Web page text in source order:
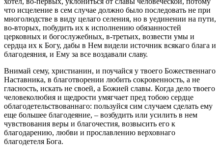
что исцеление в сем случае должно было последовать не при
многолюдстве в виду целаго селения, но в уединении на пути,
во-вторых, побудить их к исполнению обязанностей
церковных и богослужебных, в-третьих, возвести умы и
сердца их к Богу, дабы в Нем видели источник всякаго блага и
благодеяния, и Ему за все воздавали славу.
Внимай сему, христианин, и поучайся у твоего Божественнаго
Наставника, в благотворении любить сокровенность, а не
гласность, искать не своей, а Божией славы. Когда дело твоего
человеколюбия и щедрости умягчает пред тобою сердце
облагодетельствованнаго: пользуйся сим случаем сделать ему
еще большее благодеяние, – возбудить или усилить в нем
чувствования веры и благочестия, возвысить его к
благодарению, любви и прославлению верховнаго
благодетеля Бога.